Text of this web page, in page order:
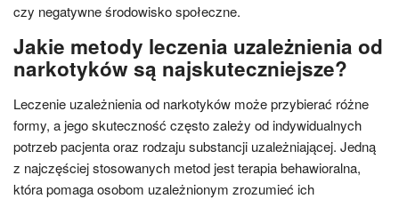
czy negatywne środowisko społeczne.
Jakie metody leczenia uzależnienia od
narkotyków są najskuteczniejsze?
Leczenie uzależnienia od narkotyków może przybierać różne
formy, a jego skuteczność często zależy od indywidualnych
potrzeb pacjenta oraz rodzaju substancji uzależniającej. Jedną
z najczęściej stosowanych metod jest terapia behawioralna,
która pomaga osobom uzależnionym zrozumieć ich